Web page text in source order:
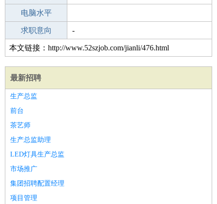
微信号码
电脑水平
外语水平
求职意向 -
本文链接：http://www.52szjob.com/jianli/476.html
最新招聘
生产总监
前台
茶艺师
生产总监助理
LED灯具生产总监
市场推广
集团招聘配置经理
项目管理